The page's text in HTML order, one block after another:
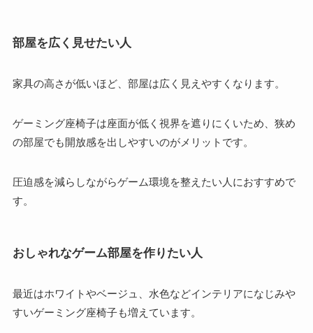
部屋を広く見せたい人
家具の高さが低いほど、部屋は広く見えやすくなります。
ゲーミング座椅子は座面が低く視界を遮りにくいため、狭め
の部屋でも開放感を出しやすいのがメリットです。
圧迫感を減らしながらゲーム環境を整えたい人におすすめで
す。
おしゃれなゲーム部屋を作りたい人
最近はホワイトやベージュ、水色などインテリアになじみや
すいゲーミング座椅子も増えています。